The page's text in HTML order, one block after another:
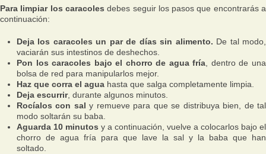
Para limpiar los caracolesdebes seguir los pasos que encontrarás a
continuación:
Deja los caracoles un par de días sin alimento. De tal modo,
vaciarán sus intestinos de deshechos.
Pon los caracoles bajo el chorro de agua fría, dentro de una
bolsa de red para manipularlos mejor.
Haz que corra el agua hasta que salga completamente limpia.
Deja escurrir, durante algunos minutos.
Rocíalos con saly remueve para que se distribuya bien, de tal
modo soltarán su baba.
Aguarda 10 minutos y a continuación, vuelve a colocarlos bajo el
chorro de agua fría para que lave la sal y la baba que han
soltado.